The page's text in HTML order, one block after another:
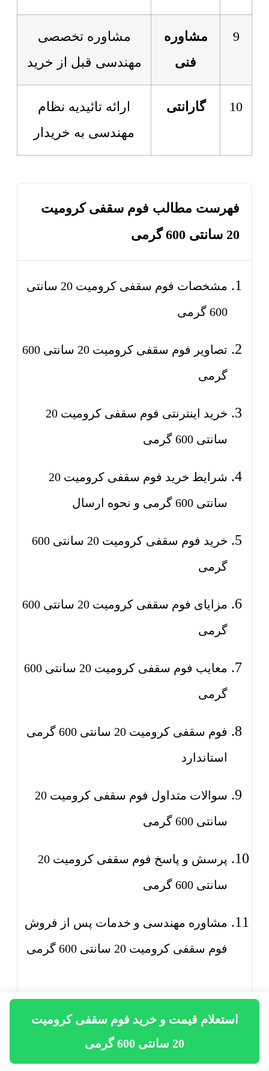
استعلام قیمت و خرید فوم سقفی کرومیت
20 سانتی 600 گرمی
9
مشاوره
فنی
مشاوره تخصصی
مهندسی قبل از خرید
10 گارانتی
ارائه تائیدیه نظام
مهندسی به خریدار
فهرست مطالب فوم سقفی کرومیت
20 سانتی 600 گرمی
مشخصات فوم سقفی کرومیت 20 سانتی
600 گرمی
تصاویر فوم سقفی کرومیت 20 سانتی 600
گرمی
خرید اینترنتی فوم سقفی کرومیت 20
سانتی 600 گرمی
شرایط خرید فوم سقفی کرومیت 20
سانتی 600 گرمی و نحوه ارسال
خرید فوم سقفی کرومیت 20 سانتی 600
گرمی
مزایای فوم سقفی کرومیت 20 سانتی 600
گرمی
معایب فوم سقفی کرومیت 20 سانتی 600
گرمی
فوم سقفی کرومیت 20 سانتی 600 گرمی
استاندارد
سوالات متداول فوم سقفی کرومیت 20
سانتی 600 گرمی
پرسش و پاسخ فوم سقفی کرومیت 20
سانتی 600 گرمی
مشاوره مهندسی و خدمات پس از فروش
فوم سقفی کرومیت 20 سانتی 600 گرمی
سانتی 600 گرمی